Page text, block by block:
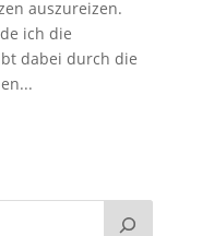
auszureizen.
ich die
dabei durch die